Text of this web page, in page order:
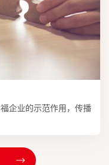
企业的示范作用，传播